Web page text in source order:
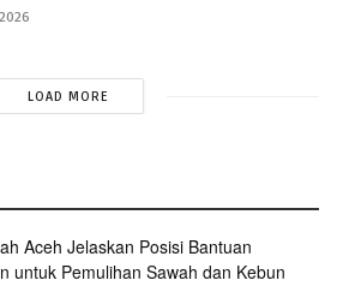
LOAD MORE
Aceh Jelaskan Posisi Bantuan
untuk Pemulihan Sawah dan Kebun